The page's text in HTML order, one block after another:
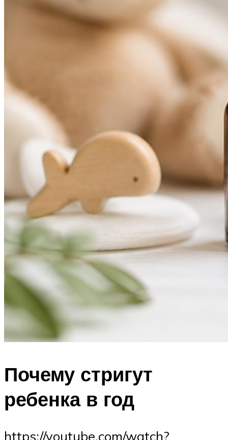
Почему стригут
ребенка в год
https://youtube.com/watch?